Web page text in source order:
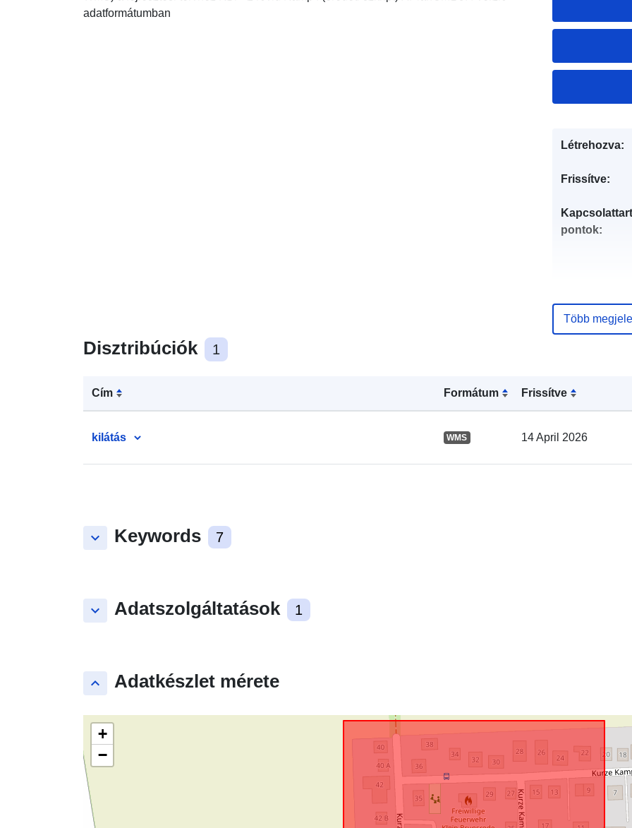
adatformátumban
Disztribúciók 1
Cím Formátum Frissítve
kilátás WMS 14 April 2026
keyboard_arrow_down Keywords 7
keyboard_arrow_down Adatszolgáltatások 1
keyboard_arrow_up Adatkészlet mérete
+
−
Létrehozva:
Frissítve:
pontok:
Térbeli:
Több